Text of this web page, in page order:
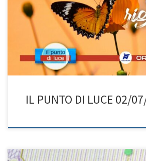
evasione, ma una rigenerazione profonda
progetti” (cf San J. Escrivá) per ritrovare
grato sulla vita. In questa puntata si viaggia
IL PUNTO DI LUCE 02/